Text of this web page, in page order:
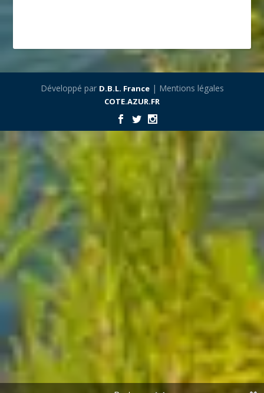
Développé par D.B.L. France| Mentions légales
COTE.AZUR.FR